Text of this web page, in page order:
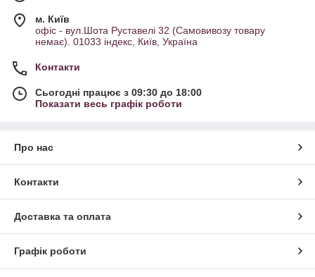
м. Київ
офіс - вул.Шота Руставелі 32 (Самовивозу товару
немає). 01033 індекс, Київ, Україна
Контакти
Сьогодні працює з 09:30 до 18:00
Показати весь графік роботи
Про нас
Контакти
Доставка та оплата
Графік роботи